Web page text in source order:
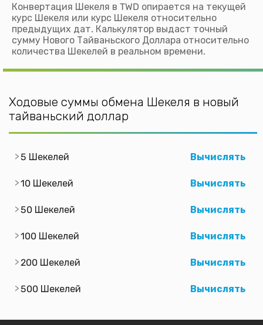
Конвертация Шекеля в TWD опирается на текущей
курс Шекеля или курс Шекеля относительно
предыдущих дат. Калькулятор выдаст точный
сумму Нового Тайваньского Доллара относительно
количества Шекелей в реальном времени.
Ходовые суммы обмена Шекеля в новый
тайваньский доллар
5 Шекелей Вычислять
10 Шекелей Вычислять
50 Шекелей Вычислять
100 Шекелей Вычислять
200 Шекелей Вычислять
500 Шекелей Вычислять